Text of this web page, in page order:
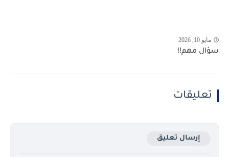
مايو 10, 2026
سؤال مهم!!
تعليقات
إرسال تعليق